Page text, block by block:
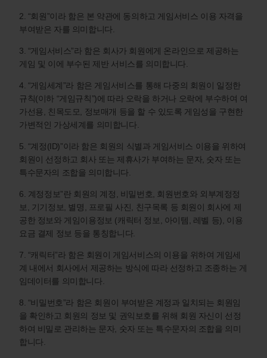
2. “회원”이라 함은 본 약관에 동의하고 게임서비스 이용 자격을
부여받은 자를 의미합니다.
3. “게임서비스”라 함은 회사가 회원에게 온라인으로 제공하는
게임 및 이에 부수된 제반 서비스를 의미합니다.
4. “게임세계”라 함은 게임서비스를 통해 다중의 회원이 일정한
규칙(이하 “게임규칙”)에 따라 오락을 하거나 오락에 부수하여 여
가선용, 친목도모, 정보매개 등을 할 수 있도록 게임성을 구현한
가변적인 가상세계를 의미합니다.
5. “계정(ID)”이라 함은 회원의 식별과 게임서비스 이용을 위하여
회원이 선정하고 회사 또는 제휴사가 부여하는 문자, 숫자 또는
특수문자의 조합을 의미합니다.
6. 계정정보”란 회원의 계정, 비밀번호, 회원번호와 외부계정정
보, 기기정보, 별명, 프로필 사진, 친구목록 등 회원이 회사에 제
공한 정보와 게임이용정보 (캐릭터 정보, 아이템, 레벨 등), 이용
요금 결제 정보 등을 통칭합니다.
7. “캐릭터”라 함은 회원이 게임서비스의 이용을 위하여 게임세
계 내에서 회사에서 제공하는 방식에 따라 선정하고 조종하는 게
임데이터를 의미합니다.
8. “비밀번호”라 함은 회원이 부여받은 계정과 일치되는 회원임
을 확인하고 회원의 정보 및 권익보호를 위해 회원 자신이 선정
하여 비밀로 관리하는 문자, 숫자 또는 특수문자의 조합을 의미
합니다.